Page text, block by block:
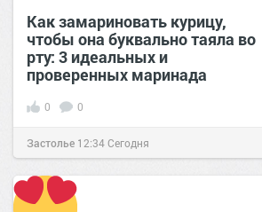
Как замариновать курицу,
чтобы она буквально таяла во
рту: 3 идеальных и
проверенных маринада
0 0
Застолье 12:34Сегодня